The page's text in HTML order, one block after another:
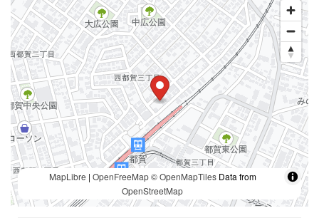
MapLibre | OpenFreeMap © OpenMapTilesData from
OpenStreetMap